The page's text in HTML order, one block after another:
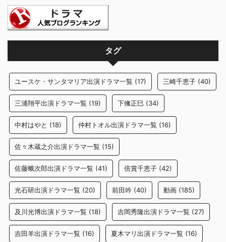
タグ
ユースケ・サンタマリア出演ドラマ一覧 (17) 三崎千恵子 (40)
三浦翔平出演ドラマ一覧 (19) 下絛正巳 (34)
中村はやと (18) 仲村トオル出演ドラマ一覧 (16)
佐々木蔵之介出演ドラマ一覧 (15)
佐藤蛾次郎出演ドラマ一覧 (41) 倍賞千恵子 (42)
光石研出演ドラマ一覧 (20) 前田吟 (40) 動画 (185)
及川光博出演ドラマ一覧 (18) 吉岡秀隆出演ドラマ一覧 (27)
吉田羊出演ドラマ一覧 (16) 夏木マリ出演ドラマ一覧 (16)